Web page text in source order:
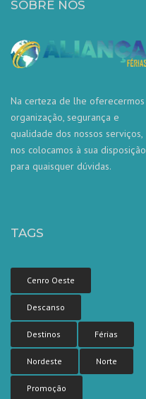
SOBRE NÓS
Na certeza de lhe oferecermos
organização, segurança e
qualidade dos nossos serviços,
nos colocamos à sua disposição
para quaisquer dúvidas.
TAGS
Cenro Oeste
Descanso
Destinos Férias
Nordeste Norte
Promoção